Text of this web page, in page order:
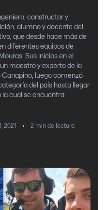
constructor y
alumno y docente del
que desde hace más de
diferentes equipos de
Sus inicios en el
maestro y experto de la
Canapino, luego comenzó
del país hasta llegar
cual se encuentra
2021 2 min de lectura